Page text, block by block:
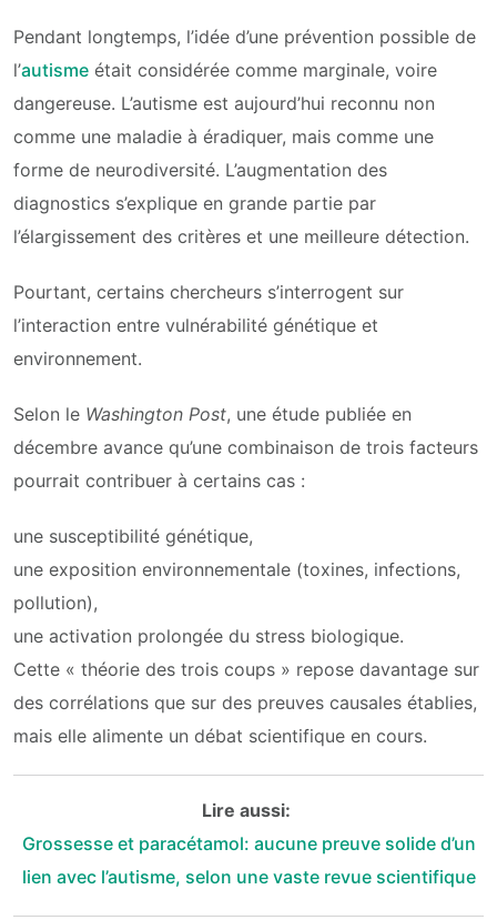
Pendant longtemps, l’idée d’une prévention possible de
l’autisme était considérée comme marginale, voire
dangereuse. L’autisme est aujourd’hui reconnu non
comme une maladie à éradiquer, mais comme une
forme de neurodiversité. L’augmentation des
diagnostics s’explique en grande partie par
l’élargissement des critères et une meilleure détection.
Pourtant, certains chercheurs s’interrogent sur
l’interaction entre vulnérabilité génétique et
environnement.
Selon le Washington Post, une étude publiée en
décembre avance qu’une combinaison de trois facteurs
pourrait contribuer à certains cas :
une susceptibilité génétique,
une exposition environnementale (toxines, infections,
pollution),
une activation prolongée du stress biologique.
Cette « théorie des trois coups » repose davantage sur
des corrélations que sur des preuves causales établies,
mais elle alimente un débat scientifique en cours.
Lire aussi:
Grossesse et paracétamol: aucune preuve solide d’un
lien avec l’autisme, selon une vaste revue scientifique